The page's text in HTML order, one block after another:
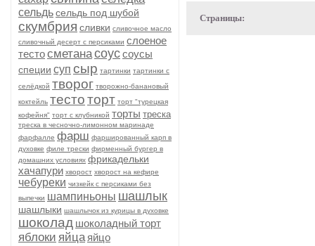
сельдьсельдь под шубой
скумбрия сливки сливочное масло
сливочный десерт с персиками слоеное
тестосметанасоуссоусы
специи суп сыр тартинки тартинки с
селёдкой творог творожно-банановый
коктейль тестоторт торт "турецкая
кофейня" торт с клубникой торты треска
треска в чесночно-лимонном маринаде
фарфалле фарш фаршированный карп в
духовке филе трески фирменный бургер в
домашних условиях фрикадельки
хачапури хворост хворост на кефире
чебуреки чизкейк с персиками без
выпечки шампиньоны шашлык
шашлыки шашлычок из курицы в духовке
шоколад шоколадный торт
яблоки яйца яйцо
Страницы: